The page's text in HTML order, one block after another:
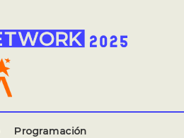
Programación